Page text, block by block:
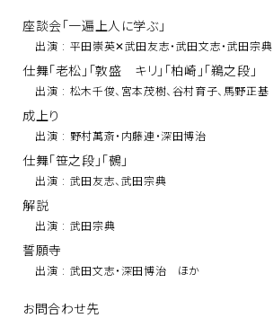
座談会「一遍上人に学ぶ」
出演 : 平田崇英✕武田友志・武田文志・武田宗典
仕舞「老松」「敦盛 キリ」「柏崎」「鵜之段」
出演 : 松木千俊、宮本茂樹、谷村育子、馬野正基
成上り
出演 : 野村萬斎・内藤連・深田博治
仕舞「笹之段」「鵺」
出演 : 武田友志、武田宗典
解説
出演 : 武田宗典
誓願寺
出演 : 武田文志・深田博治 ほか
お問合わせ先